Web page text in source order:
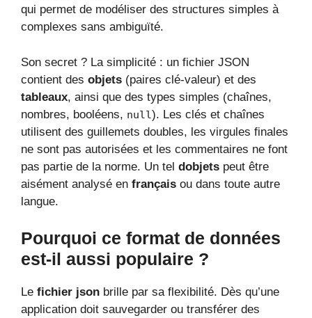
qui permet de modéliser des structures simples à
complexes sans ambiguïté.
Son secret ? La simplicité : un fichier JSON
contient des objets (paires clé-valeur) et des
tableaux, ainsi que des types simples (chaînes,
nombres, booléens, null). Les clés et chaînes
utilisent des guillemets doubles, les virgules finales
ne sont pas autorisées et les commentaires ne font
pas partie de la norme. Un tel dobjets peut être
aisément analysé en français ou dans toute autre
langue.
Pourquoi ce format de données
est-il aussi populaire ?
Le fichier json brille par sa flexibilité. Dès qu’une
application doit sauvegarder ou transférer des